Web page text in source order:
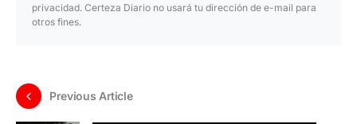
privacidad. Certeza Diario no usará tu dirección de e-mail para
otros fines.
Previous Article